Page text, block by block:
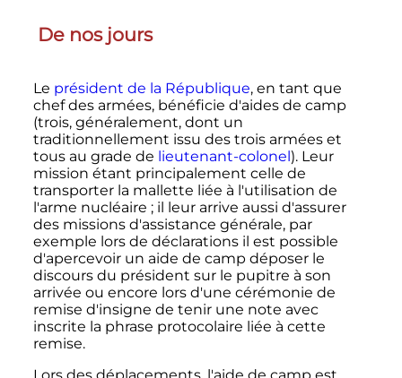
De nos jours
Le président de la République, en tant que
chef des armées, bénéficie d'aides de camp
(trois, généralement, dont un
traditionnellement issu des trois armées et
tous au grade de lieutenant-colonel). Leur
mission étant principalement celle de
transporter la mallette liée à l'utilisation de
l'arme nucléaire ; il leur arrive aussi d'assurer
des missions d'assistance générale, par
exemple lors de déclarations il est possible
d'apercevoir un aide de camp déposer le
discours du président sur le pupitre à son
arrivée ou encore lors d'une cérémonie de
remise d'insigne de tenir une note avec
inscrite la phrase protocolaire liée à cette
remise.